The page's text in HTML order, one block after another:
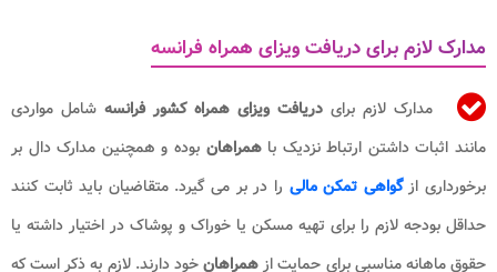
مدارک لازم برای دریافت ویزای همراه فرانسه
مدارک لازم برای دریافت ویزای همراه کشور فرانسه شامل مواردی
مانند اثبات داشتن ارتباط نزدیک باهمراهانبوده و همچنین مدارک دال بر
برخورداری ازگواهی تمکن مالی را در بر می گیرد. متقاضیان باید ثابت کنند
حداقل بودجه لازم را برای تهیه مسکن یا خوراک و پوشاک در اختیار داشته یا
حقوق ماهانه مناسبی برای حمایت ازهمراهانخود دارند. لازم به ذکر است که